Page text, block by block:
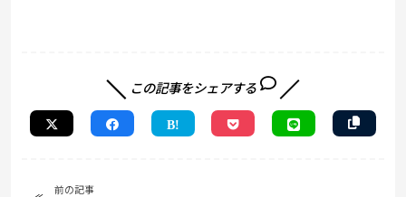
この記事をシェアする
前の記事